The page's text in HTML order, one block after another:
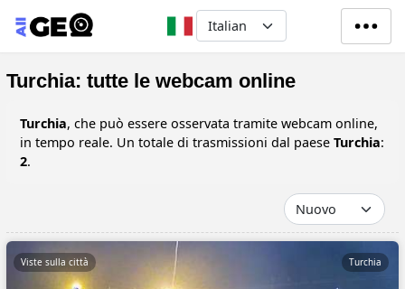
Salta al contenuto principale
Select your language
Turchia: tutte le webcam online
Turchia, che può essere osservata tramite webcam online,
in tempo reale. Un totale di trasmissioni dal paese Turchia:
2.
Viste sulla città Turchia